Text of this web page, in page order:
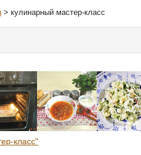
> кулинарный мастер-класс
класс"